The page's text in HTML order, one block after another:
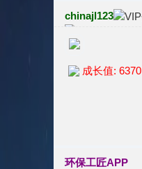
chinajl123
成长值: 6370
环保工匠APP